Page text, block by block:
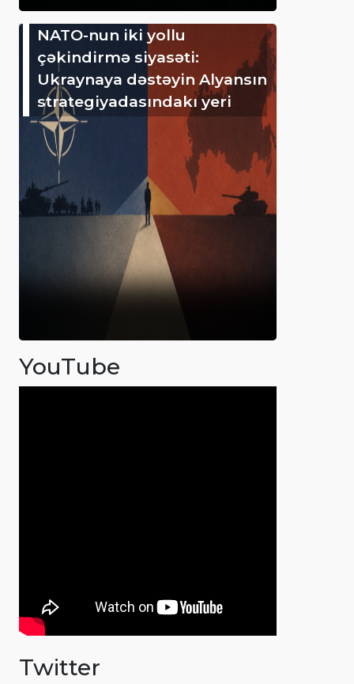
NATO-nun iki yollu
çəkindirmə siyasəti:
Ukraynaya dəstəyin Alyansın
strategiyadasındakı yeri
YouTube
Twitter